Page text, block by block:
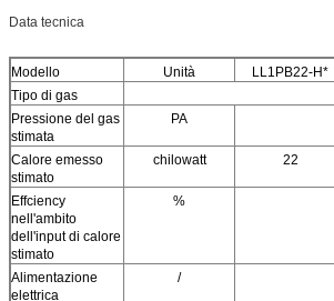
Data tecnica
Modello Unità LL1PB22-H*
Tipo di gas
Pressione del gas
stimata
PA
Calore emesso
stimato
chilowatt 22
Effciency
nell'ambito
dell'input di calore
stimato
%
Alimentazione
elettrica
/